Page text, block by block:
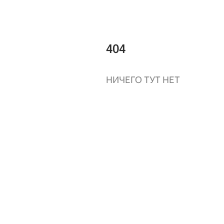
404
НИЧЕГО ТУТ НЕТ